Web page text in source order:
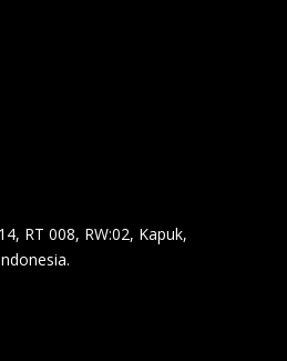
RT 008, RW:02, Kapuk,